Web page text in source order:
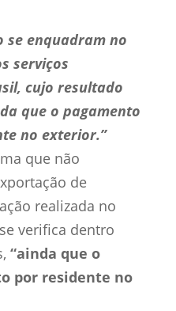
se enquadram no
serviços
cujo resultado
que o pagamento
no exterior.”
que não
de
realizada no
verifica dentro
“ainda que o
por residente no